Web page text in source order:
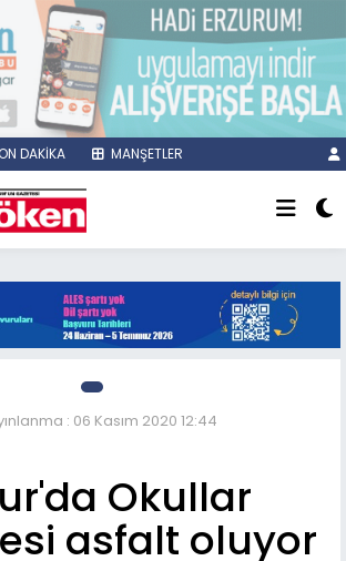
DAKİKA MANŞETLER
: 06 Kasım 2020 12:44
Okullar
asfalt oluyor